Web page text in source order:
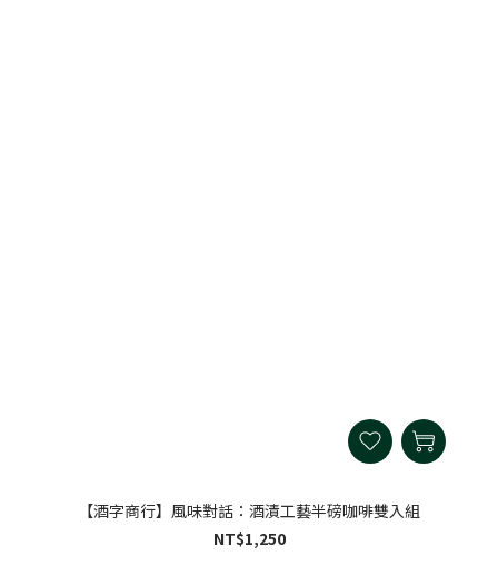
【酒字商行】風味對話：酒漬工藝半磅咖啡雙入組
NT$1,250